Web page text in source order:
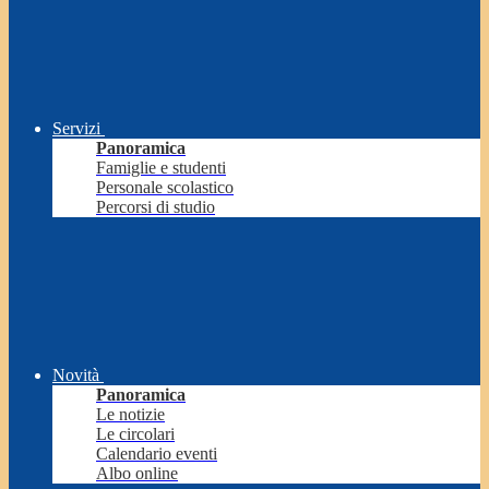
Servizi
Panoramica
Famiglie e studenti
Personale scolastico
Percorsi di studio
Novità
Panoramica
Le notizie
Le circolari
Calendario eventi
Albo online